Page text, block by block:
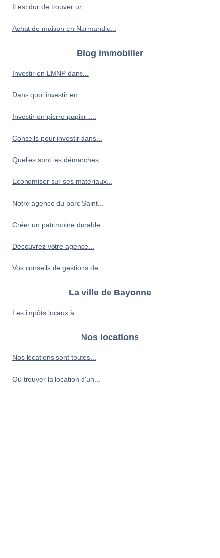
Il est dur de trouver un...
Achat de maison en Normandie...
Blog immobilier
Investir en LMNP dans...
Dans quoi investir en...
Investir en pierre papier :...
Conseils pour investir dans...
Quelles sont les démarches...
Economiser sur ses matériaux...
Notre agence du parc Saint...
Créer un patrimoine durable...
Découvrez votre agence...
Vos conseils de gestions de...
La ville de Bayonne
Les impôts locaux à...
Nos locations
Nos locations sont toutes...
Où trouver la location d'un...